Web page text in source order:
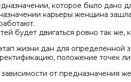
которое было дано
карьеры женщина
будет двигаться ровно так
жизни дан для определенной
положение точек
от предназначения